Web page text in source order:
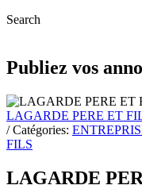
Search
Publiez vos
LAGARDE PERE ET
/ Catégories:
FILS
LAGARDE